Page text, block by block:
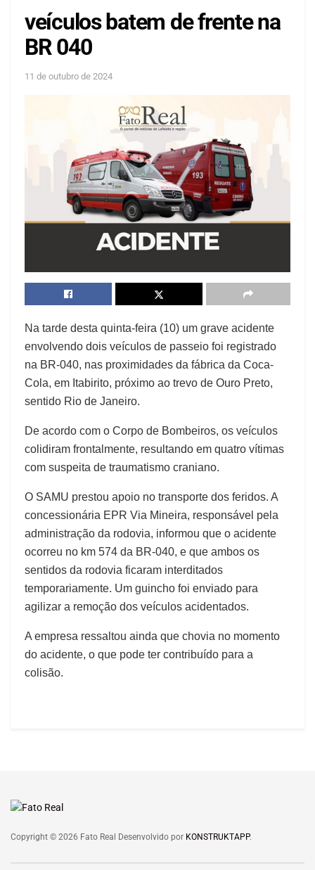
veículos batem de frente na
BR 040
11 de outubro de 2024
Na tarde desta quinta-feira (10) um grave acidente
envolvendo dois veículos de passeio foi registrado
na BR-040, nas proximidades da fábrica da Coca-
Cola, em Itabirito, próximo ao trevo de Ouro Preto,
sentido Rio de Janeiro.
De acordo com o Corpo de Bombeiros, os veículos
colidiram frontalmente, resultando em quatro vítimas
com suspeita de traumatismo craniano.
O SAMU prestou apoio no transporte dos feridos. A
concessionária EPR Via Mineira, responsável pela
administração da rodovia, informou que o acidente
ocorreu no km 574 da BR-040, e que ambos os
sentidos da rodovia ficaram interditados
temporariamente. Um guincho foi enviado para
agilizar a remoção dos veículos acidentados.
A empresa ressaltou ainda que chovia no momento
do acidente, o que pode ter contribuído para a
colisão.
Copyright © 2026 Fato Real Desenvolvido por KONSTRUKTAPP.